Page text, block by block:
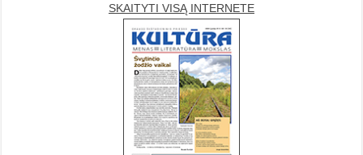
SKAITYTI VISĄ INTERNETE